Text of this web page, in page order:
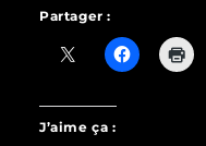
Partager :
J’aime ça :